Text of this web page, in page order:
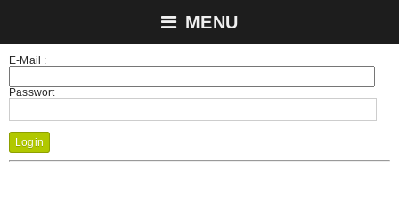
MENU
E-Mail :
Passwort
Login